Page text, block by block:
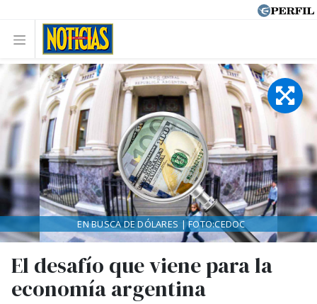
El desafío que viene para la
economía argentina
EN BUSCA DE DÓLARES | FOTO:CEDOC